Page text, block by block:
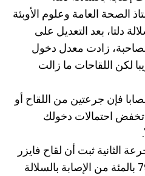
العامة وعلوم الأوبئة
دلتا، بعد التعديل على
زادت معدل دخول
لكن اللقاحات ما زالت
فإن جرعتين من اللقاح أو
لمدة 28 يوما تخفض احتمالات دخولك
الثانية ثبت أن لقاح فايزر
بيونتيك يوفر حماية بنسبة 79 بالمئة من الإصابة بالسلالة